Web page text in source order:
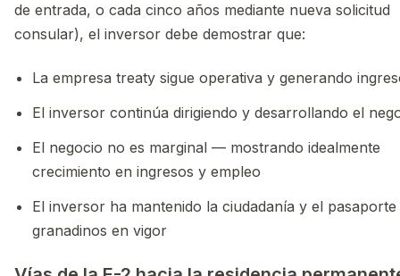
de entrada, o cada cinco años mediante nueva solicitud
consular), el inversor debe demostrar que:
La empresa treaty sigue operativa y generando
El inversor continúa dirigiendo y desarrollando el
El negocio no es marginal — mostrando idealmente
crecimiento en ingresos y empleo
El inversor ha mantenido la ciudadanía y el pasaporte
granadinos en vigor